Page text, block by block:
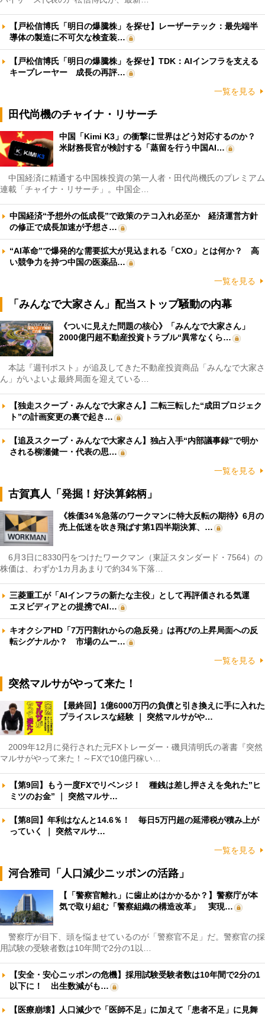
【戸松信博氏「明日の爆騰株」を探せ】レーザーテック：最先端半
導体の製造に不可欠な検査装…
【戸松信博氏「明日の爆騰株」を探せ】TDK：AIインフラを支える
キープレーヤー 成長の再評…
一覧を見る
田代尚機のチャイナ・リサーチ
中国「Kimi K3」の衝撃に世界はどう対応するのか？
米財務長官が検討する「蒸留を行う中国AI…
中国経済に精通する中国株投資の第一人者・田代尚機氏のプレミアム
連載「チャイナ・リサーチ」。中国企…
中国経済“予想外の低成長”で政策のテコ入れ必至か 経済運営方針
の修正で成長加速が予想さ…
“AI革命”で爆発的な需要拡大が見込まれる「CXO」とは何か？ 高
い競争力を持つ中国の医薬品…
一覧を見る
「みんなで大家さん」配当ストップ騒動の内幕
《ついに見えた問題の核心》「みんなで大家さん」
2000億円超不動産投資トラブル“異常なくら…
本誌『週刊ポスト』が追及してきた不動産投資商品「みんなで大家さ
ん」がいよいよ最終局面を迎えている…
【独走スクープ・みんなで大家さん】二転三転した“成田プロジェク
ト”の計画変更の裏で起き…
【追及スクープ・みんなで大家さん】独占入手“内部議事録”で明か
される柳瀬健一・代表の思…
一覧を見る
古賀真人「発掘！好決算銘柄」
《株価34％急落のワークマンに特大反転の期待》6月の
売上低迷を吹き飛ばす第1四半期決算、…
6月3日に8330円をつけたワークマン（東証スタンダード・7564）の
株価は、わずか1カ月あまりで約34％下落…
三菱重工が「AIインフラの新たな主役」として再評価される気運
エヌビディアとの提携でAI…
キオクシアHD「7万円割れからの急反発」は再びの上昇局面への反
転シグナルか？ 市場のムー…
一覧を見る
突然マルサがやって来た！
【最終回】1億6000万円の負債と引き換えに手に入れた
プライスレスな経験 ｜ 突然マルサがや…
2009年12月に発行された元FXトレーダー・磯貝清明氏の著書『突然
マルサがやって来た！～FXで10億円稼い…
【第9回】もう一度FXでリベンジ！ 種銭は差し押さえを免れた”ヒ
ミツのお金” ｜ 突然マルサ…
【第8回】年利はなんと14.6％！ 毎日5万円超の延滞税が積み上が
っていく ｜ 突然マルサ…
一覧を見る
河合雅司「人口減少ニッポンの活路」
【「警察官離れ」に歯止めはかかるか？】警察庁が本
気で取り組む「警察組織の構造改革」 実現…
警察庁が目下、頭を悩ませているのが「警察官不足」だ。警察官の採
用試験の受験者数は10年間で2分の1以…
【安全・安心ニッポンの危機】採用試験受験者数は10年間で2分の1
以下に！ 出生数減がも…
【医療崩壊】人口減少で「医師不足」に加えて「患者不足」に見舞